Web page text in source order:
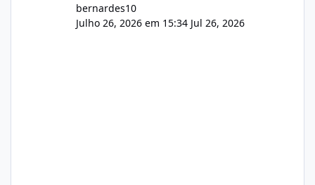
bernardes10
Julho 26, 2026 em 15:34 Jul 26, 2026